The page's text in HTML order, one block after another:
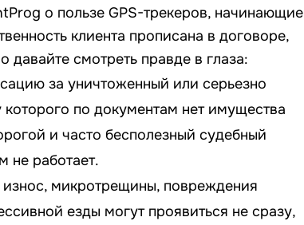
о пользе GPS-трекеров, начинающие
клиента прописана в договоре,
смотреть правде в глаза:
за уничтоженный или серьезно
по документам нет имущества
и часто бесполезный судебный
не работает.
микротрещины, повреждения
езды могут проявиться не сразу,